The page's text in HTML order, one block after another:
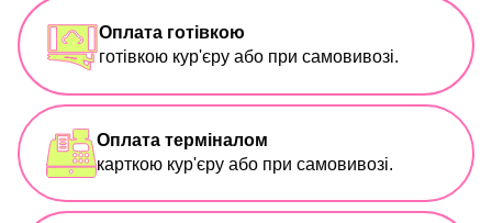
Оплата готівкою
готівкою кур'єру або при самовивозі.
Оплата терміналом
карткою кур'єру або при самовивозі.